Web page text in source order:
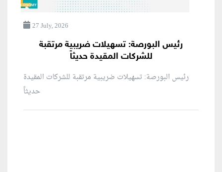
27 July, 2026
رئيس البورصة: تسهيلات ضريبية مرتقبة
للشركات المقيدة حديثاً
رئيس البورصة: تسهيلات ضريبية مرتقبة للشركات المقيدة